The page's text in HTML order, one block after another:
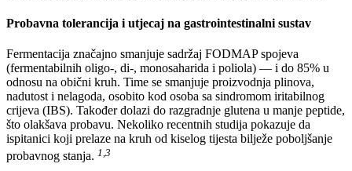
Probavna tolerancija i utjecaj na gastrointestinalni sustav
Fermentacija značajno smanjuje sadržaj FODMAP spojeva
(fermentabilnih oligo-, di-, monosaharida i poliola) — i do 85% u
odnosu na obični kruh. Time se smanjuje proizvodnja plinova,
nadutost i nelagoda, osobito kod osoba sa sindromom iritabilnog
crijeva (IBS). Također dolazi do razgradnje glutena u manje peptide,
što olakšava probavu. Nekoliko recentnih studija pokazuje da
ispitanici koji prelaze na kruh od kiselog tijesta bilježe poboljšanje
probavnog stanja. 1,3